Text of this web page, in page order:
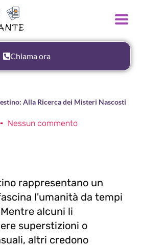
Chiama ora
Alla Ricerca dei Misteri Nascosti
Nessun commento
rappresentano un
l'umanità da tempi
alcuni li
superstizioni o
altri credono